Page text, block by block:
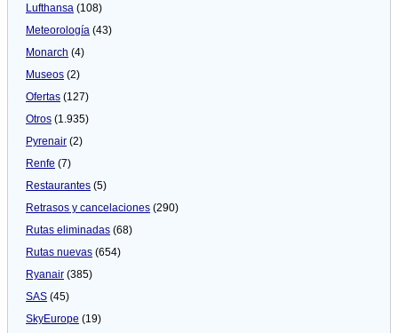
Lufthansa (108)
Meteorologí­a (43)
Monarch (4)
Museos (2)
Ofertas (127)
Otros (1.935)
Pyrenair (2)
Renfe (7)
Restaurantes (5)
Retrasos y cancelaciones (290)
Rutas eliminadas (68)
Rutas nuevas (654)
Ryanair (385)
SAS (45)
SkyEurope (19)